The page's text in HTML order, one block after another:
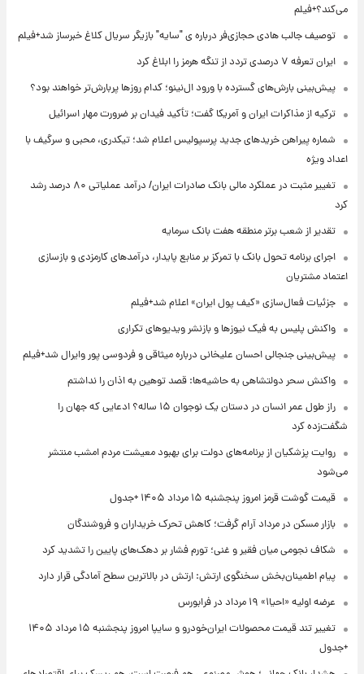
می‌کند؟+فیلم
توصیف جالب هادی حجازی‌فر درباره ی "سایه" بازیگر سریال کلاغ خبرساز شد+فیلم
ایران تعرفه ۷ درصدی تردد از تنگه هرمز را ابلاغ کرد
پیش‌بینی بارش‌های گسترده با ورود ال‌نینو؛ کدام روزها پربارش‌تر خواهند بود؟
ترکیه از مذاکرات ایران و آمریکا گفت؛ تأکید فیدان بر ضرورت مهار اسرائیل
شماره پیراهن خریدهای جدید پرسپولیس اعلام شد؛ تیکدری، محبی و سرگیف با
اعداد ویژه
تغییر مثبت در عملکرد مالی بانک صادرات ایران/ درآمد عملیاتی ۸۰ درصد رشد
کرد
تقدیر از شعب برتر منطقه هفت بانک سرمایه
اجرای برنامه تحول بانک با تمرکز بر منابع پایدار، درآمدهای کارمزدی و بازسازی
اعتماد مشتریان
جزئیات فعال‌سازی «کیف پول ایران» اعلام شد+فیلم
واکنش پلیس به فیک نیوزها و بازنشر ویدیوهای تکراری
پیش‌بینی جنجالی احسان علیخانی درباره میثاقی و فردوسی پور وایرال شد+فیلم
واکنش سحر دولتشاهی به حاشیه‌ها: قصد توهین به اذان را نداشتم
راز طول عمر انسان در دستان یک نوجوان ۱۵ ساله؟ ادعایی که جهان را
شگفت‌زده کرد
روایت پزشکیان از برنامه‌های دولت برای بهبود معیشت مردم امشب منتشر
می‌شود
قیمت گوشت قرمز امروز پنجشنبه ۱۵ مرداد ۱۴۰۵ +جدول
بازار مسکن در مرداد آرام گرفت؛ کاهش تحرک خریداران و فروشندگان
شکاف نجومی میان فقیر و غنی؛ تورم فشار بر دهک‌های پایین را تشدید کرد
پیام اطمینان‌بخش سخنگوی ارتش: ارتش در بالاترین سطح آمادگی قرار دارد
عرضه اولیه «احیا۱» ۱۹ مرداد در فرابورس
تغییر تند قیمت محصولات ایران‌خودرو و سایپا امروز پنجشنبه ۱۵ مرداد ۱۴۰۵
+جدول